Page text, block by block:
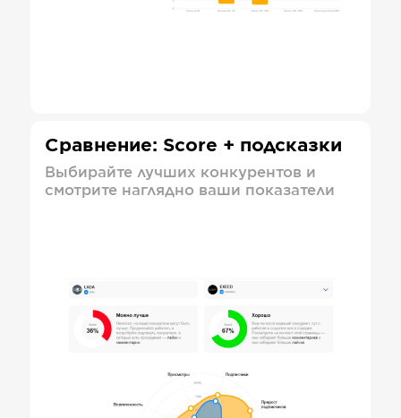
Сравнение: Score + подсказки
Выбирайте лучших конкурентов и
смотрите наглядно ваши показатели